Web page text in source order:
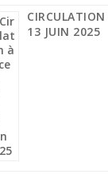
13 JUIN 2025